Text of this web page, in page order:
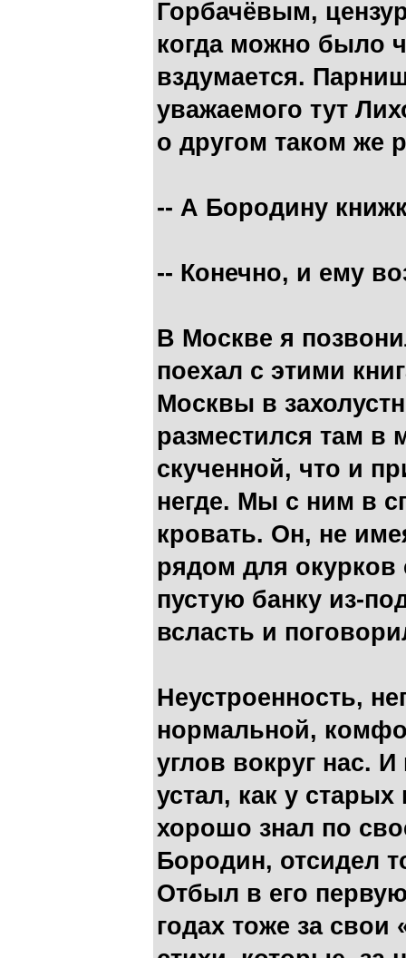
Горбачёвым,
когда можно было
вздумается.
уважаемого тут
о другом таком же
-- А Бородину
-- Конечно, и ему
В Москве я
поехал с этими
Москвы в
разместился там в
скученной, что и
негде. Мы с ним в
кровать. Он, не
рядом для окурков
пустую банку из-
всласть и
Неустроенность,
нормальной,
углов вокруг нас.
устал, как у
хорошо знал по
Бородин, отсидел
Отбыл в его
годах тоже за